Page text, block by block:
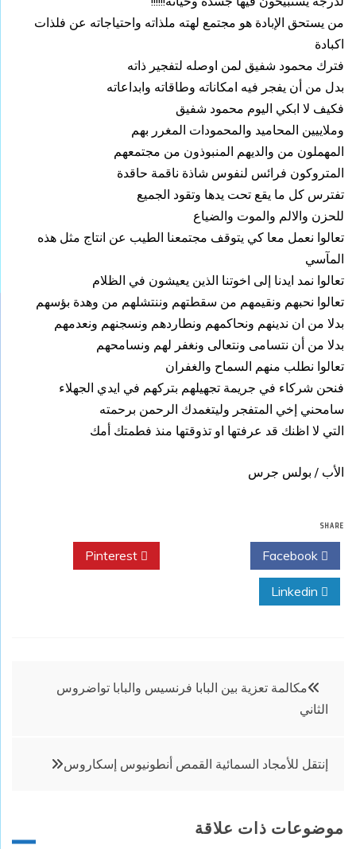
من يستحق الإبادة هو مجتمع لهته ملذاته واحتياجاته عن فلذات
اكبادة
فترك محمود شفيق لمن اوصله لتفجير ذاته
بدل من أن يفجر فيه امكاناته وطاقاته وابداعاته
فكيف لا ابكي اليوم محمود شفيق
وملاييين المحاميد والمحمودات المغرر بهم
المهملون من والديهم المنبوذون من مجتمعهم
المتروكون فرائس لنفوس شاذة ناقمة حاقدة
تفترس كل ما يقع تحت يدها وتقود الجميع
للحزن والالم والموت والضياع
تعالوا نعمل معا كي يتوقف مجتمعنا الطيب عن انتاج مثل هذه
المآسي
تعالوا نمد ايدنا إلى اخوتنا الذين يعيشون في الظلام
تعالوا نحبهم ونقيمهم من سقطتهم وننتشلهم من وهدة بؤسهم
بدلا من ان ندينهم ونحاكمهم ونطاردهم ونسجنهم ونعدمهم
بدلا من أن نتسامى ونتعالى ونغفر لهم ونسامحهم
تعالوا نطلب منهم السماح والغفران
فنحن شركاء في جريمة تجهيلهم بتركهم في ايدي الجهلاء
سامحني إخي المتفجر وليتغمدك الرحمن برحمته
التي لا اظنك قد عرفتها او تذوقتها منذ فطمتك أمك
الأب / بولس جرس
SHARE
تصفّح
المقالات
مكالمة تعزية بين البابا فرنسيس والبابا تواضروس
الثاني
إنتقل للأمجاد السمائية القمص أنطونيوس إسكاروس
موضوعات ذات علاقة